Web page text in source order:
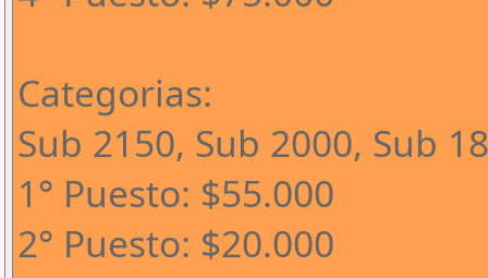
Categorias:
Sub 2150, Sub 2000, Sub
1° Puesto: $55.000
2° Puesto: $20.000